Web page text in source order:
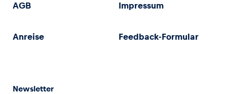
AGB Impressum
Anreise Feedback-Formular
Newsletter